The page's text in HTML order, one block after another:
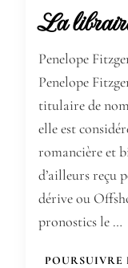
La
Penelope
Penelope
titulaire de
elle est
romancière et
d’ailleurs reçu
dérive ou
pronostics le …
POURSUIVRE